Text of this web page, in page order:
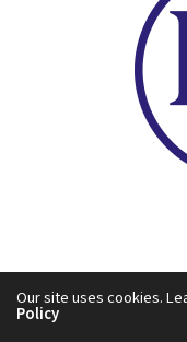
Our site uses cookies.
Policy